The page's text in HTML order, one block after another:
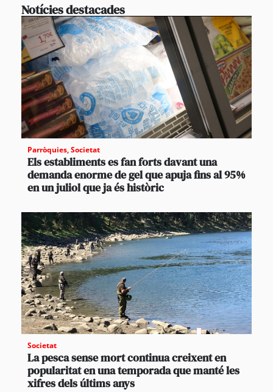
Notícies destacades
Parròquies,Societat
Els establiments es fan forts davant una
demanda enorme de gel que apuja fins al 95%
en un juliol que ja és històric
Societat
La pesca sense mort continua creixent en
popularitat en una temporada que manté les
xifres dels últims anys